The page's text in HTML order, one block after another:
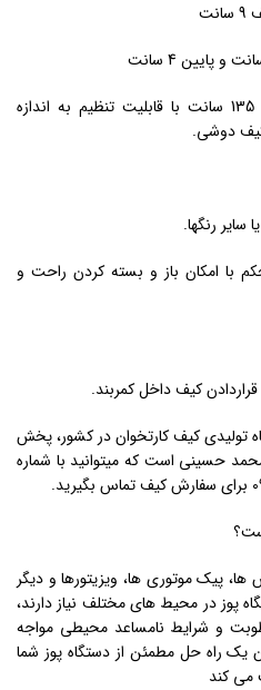
بند کامل در حالت کاملاً باز حدود 135 سانت با قابلیت تنظیم به اندازه
کیف دوشی.
سایر رنگها.
با امکان باز و بسته کردن راحت و
کیف داخل کمربند.
تولیدی کیف کارتخوان در کشور، پخش
حسینی است که میتوانید با شماره
پیک موتوری ها، ویزیتورها و دیگر
پوز در محیط های مختلف نیاز دارند،
و شرایط نامساعد محیطی مواجه
یک راه حل مطمئن از دستگاه پوز شما
می کند